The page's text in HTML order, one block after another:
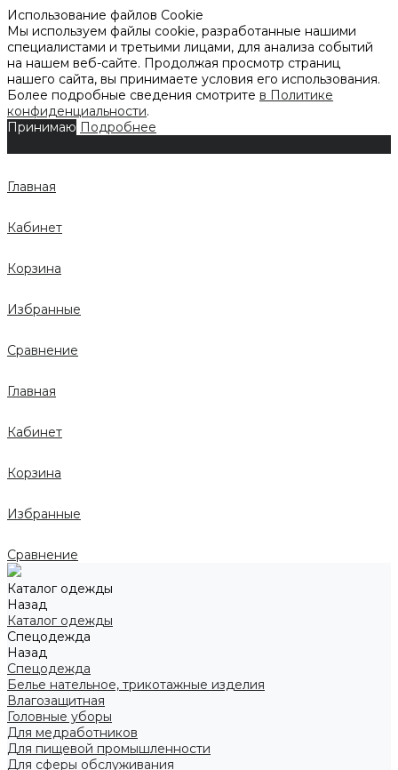
Использование файлов Cookie
Мы используем файлы cookie, разработанные нашими
специалистами и третьими лицами, для анализа событий
на нашем веб-сайте. Продолжая просмотр страниц
нашего сайта, вы принимаете условия его использования.
Более подробные сведения смотрите в Политике
конфиденциальности.
Принимаю Подробнее
Главная
Кабинет
Корзина
Избранные
Сравнение
Главная
Кабинет
Корзина
Избранные
Сравнение
Каталог одежды
Назад
Каталог одежды
Спецодежда
Назад
Спецодежда
Белье нательное, трикотажные изделия
Влагозащитная
Головные уборы
Для медработников
Для пищевой промышленности
Для сферы обслуживания